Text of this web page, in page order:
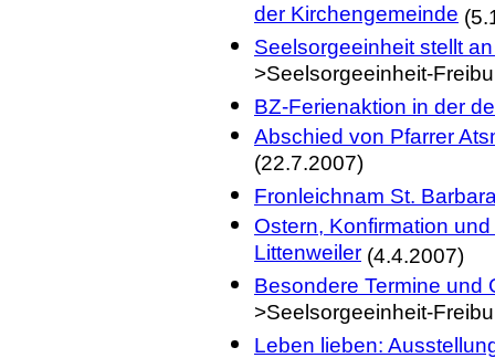
der Kirchengemeinde
Seelsorgeeinheit stellt
>Seelsorgeeinheit-
BZ-Ferienaktion in der
Abschied von Pfarrer
(22.7.2007)
Fronleichnam St.
Ostern, Konfirmation
Littenweiler (4.4.2007)
Besondere Termine und
>Seelsorgeeinheit-
Leben lieben: